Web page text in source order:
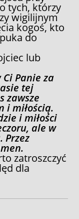
tych, którzy
wigilijnym
kogoś, kto
do
lub
Panie za
tej
zawsze
i miłością.
i miłości
ale w
Przez
zatroszczyć
dla